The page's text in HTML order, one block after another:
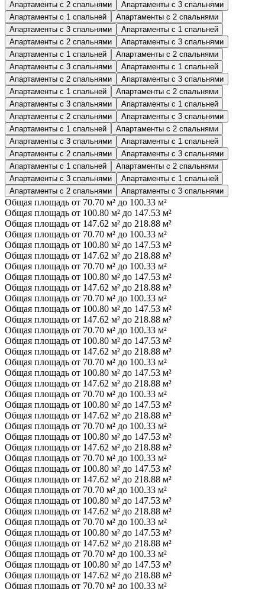
Апартаменты с 2 спальнями
Апартаменты с 3 спальнями
Апартаменты с 1 спальней
Апартаменты с 2 спальнями
Апартаменты с 3 спальнями
Апартаменты с 1 спальней
Апартаменты с 2 спальнями
Апартаменты с 3 спальнями
Апартаменты с 1 спальней
Апартаменты с 2 спальнями
Апартаменты с 3 спальнями
Апартаменты с 1 спальней
Апартаменты с 2 спальнями
Апартаменты с 3 спальнями
Апартаменты с 1 спальней
Апартаменты с 2 спальнями
Апартаменты с 3 спальнями
Апартаменты с 1 спальней
Апартаменты с 2 спальнями
Апартаменты с 3 спальнями
Апартаменты с 1 спальней
Апартаменты с 2 спальнями
Апартаменты с 3 спальнями
Апартаменты с 1 спальней
Апартаменты с 2 спальнями
Апартаменты с 3 спальнями
Апартаменты с 1 спальней
Апартаменты с 2 спальнями
Апартаменты с 3 спальнями
Апартаменты с 1 спальней
Апартаменты с 2 спальнями
Апартаменты с 3 спальнями
Общая площадь от 70.70 м² до 100.33 м²
Общая площадь от 100.80 м² до 147.53 м²
Общая площадь от 147.62 м² до 218.88 м²
Общая площадь от 70.70 м² до 100.33 м²
Общая площадь от 100.80 м² до 147.53 м²
Общая площадь от 147.62 м² до 218.88 м²
Общая площадь от 70.70 м² до 100.33 м²
Общая площадь от 100.80 м² до 147.53 м²
Общая площадь от 147.62 м² до 218.88 м²
Общая площадь от 70.70 м² до 100.33 м²
Общая площадь от 100.80 м² до 147.53 м²
Общая площадь от 147.62 м² до 218.88 м²
Общая площадь от 70.70 м² до 100.33 м²
Общая площадь от 100.80 м² до 147.53 м²
Общая площадь от 147.62 м² до 218.88 м²
Общая площадь от 70.70 м² до 100.33 м²
Общая площадь от 100.80 м² до 147.53 м²
Общая площадь от 147.62 м² до 218.88 м²
Общая площадь от 70.70 м² до 100.33 м²
Общая площадь от 100.80 м² до 147.53 м²
Общая площадь от 147.62 м² до 218.88 м²
Общая площадь от 70.70 м² до 100.33 м²
Общая площадь от 100.80 м² до 147.53 м²
Общая площадь от 147.62 м² до 218.88 м²
Общая площадь от 70.70 м² до 100.33 м²
Общая площадь от 100.80 м² до 147.53 м²
Общая площадь от 147.62 м² до 218.88 м²
Общая площадь от 70.70 м² до 100.33 м²
Общая площадь от 100.80 м² до 147.53 м²
Общая площадь от 147.62 м² до 218.88 м²
Общая площадь от 70.70 м² до 100.33 м²
Общая площадь от 100.80 м² до 147.53 м²
Общая площадь от 147.62 м² до 218.88 м²
Общая площадь от 70.70 м² до 100.33 м²
Общая площадь от 100.80 м² до 147.53 м²
Общая площадь от 147.62 м² до 218.88 м²
Общая площадь от 70.70 м² до 100.33 м²